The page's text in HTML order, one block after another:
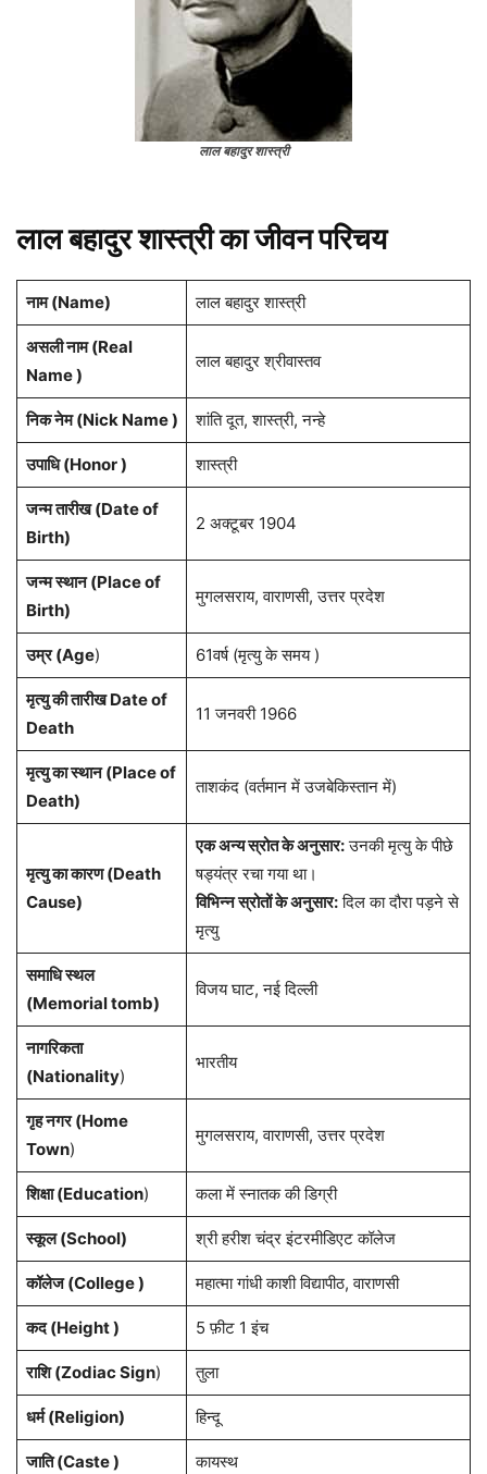
लाल बहादुर शास्त्री
लाल बहादुर शास्त्री का जीवन परिचय
नाम (Name) लाल बहादुर शास्त्री
असली नाम (Real
Name )
लाल बहादुर श्रीवास्तव
निक नेम (Nick Name ) शांति दूत, शास्त्री, नन्हे
उपाधि (Honor ) शास्त्री
जन्म तारीख (Date of
Birth)
2 अक्टूबर 1904
जन्म स्थान (Place of
Birth)
मुगलसराय, वाराणसी, उत्तर प्रदेश
उम्र (Age) 61वर्ष (मृत्यु के समय )
मृत्यु की तारीख Date of
Death
11 जनवरी 1966
मृत्यु का स्थान (Place of
Death)
ताशकंद (वर्तमान में उजबेकिस्तान में)
मृत्यु का कारण (Death
Cause)
एक अन्य स्रोत के अनुसार:उनकी मृत्यु के पीछे
षड्यंत्र रचा गया था।
विभिन्न स्रोतों के अनुसार:दिल का दौरा पड़ने से
मृत्यु
समाधि स्थल
(Memorial tomb)
विजय घाट, नई दिल्ली
नागरिकता
(Nationality)
भारतीय
गृह नगर (Home
Town)
मुगलसराय, वाराणसी, उत्तर प्रदेश
शिक्षा (Education) कला में स्नातक की डिग्री
स्कूल (School) श्री हरीश चंद्र इंटरमीडिएट कॉलेज
कॉलेज (College ) महात्मा गांधी काशी विद्यापीठ, वाराणसी
कद (Height ) 5 फ़ीट 1 इंच
राशि (Zodiac Sign) तुला
धर्म (Religion) हिन्दू
जाति (Caste ) कायस्थ